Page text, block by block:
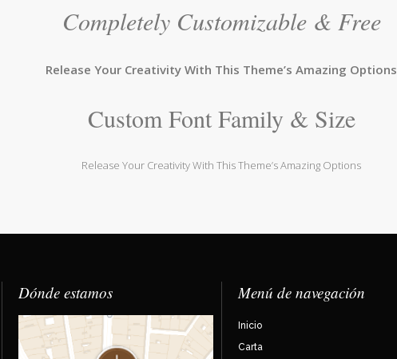
Completely Customizable & Free
Release Your Creativity With This Theme’s Amazing Options
Custom Font Family & Size
Release Your Creativity With This Theme’s Amazing Options
Dónde estamos Menú de navegación
Inicio
Carta